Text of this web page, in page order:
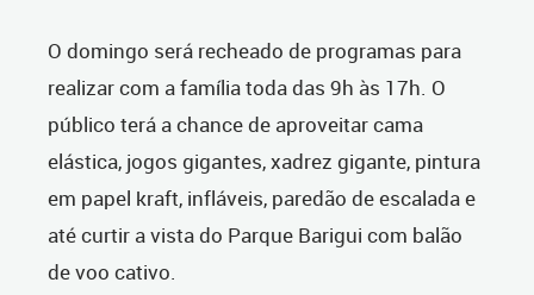
O domingo será recheado de programas para
realizar com a família toda das 9h às 17h. O
público terá a chance de aproveitar cama
elástica, jogos gigantes, xadrez gigante, pintura
em papel kraft, infláveis, paredão de escalada e
até curtir a vista do Parque Barigui com balão
de voo cativo.